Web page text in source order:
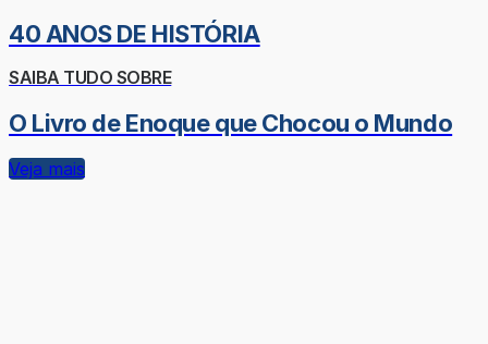
40 ANOS DE HISTÓRIA
SAIBA TUDO SOBRE
O Livro de Enoque que Chocou o Mundo
Veja mais